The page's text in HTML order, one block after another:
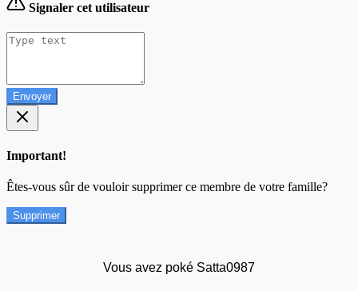
Signaler cet utilisateur
Envoyer
Important!
Êtes-vous sûr de vouloir supprimer ce membre de votre famille?
Supprimer
Vous avez poké Satta0987